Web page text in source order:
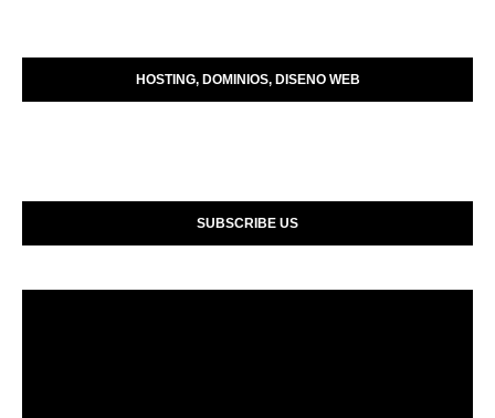
HOSTING, DOMINIOS, DISENO WEB
SUBSCRIBE US